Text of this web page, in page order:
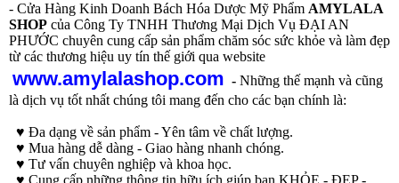
- Cửa Hàng Kinh Doanh Bách Hóa Dược Mỹ Phẩm AMYLALA
SHOP của Công Ty TNHH Thương Mại Dịch Vụ ĐẠI AN
PHƯỚC chuyên cung cấp sản phẩm chăm sóc sức khỏe và làm đẹp
từ các thương hiệu uy tín thế giới qua website
www.amylalashop.com - Những thế mạnh và cũng
là dịch vụ tốt nhất chúng tôi mang đến cho các bạn chính là:
♥ Đa dạng về sản phẩm - Yên tâm về chất lượng.
♥ Mua hàng dễ dàng - Giao hàng nhanh chóng.
♥ Tư vấn chuyên nghiệp và khoa học.